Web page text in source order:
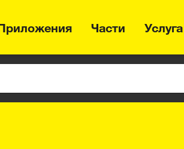
Части Услуга